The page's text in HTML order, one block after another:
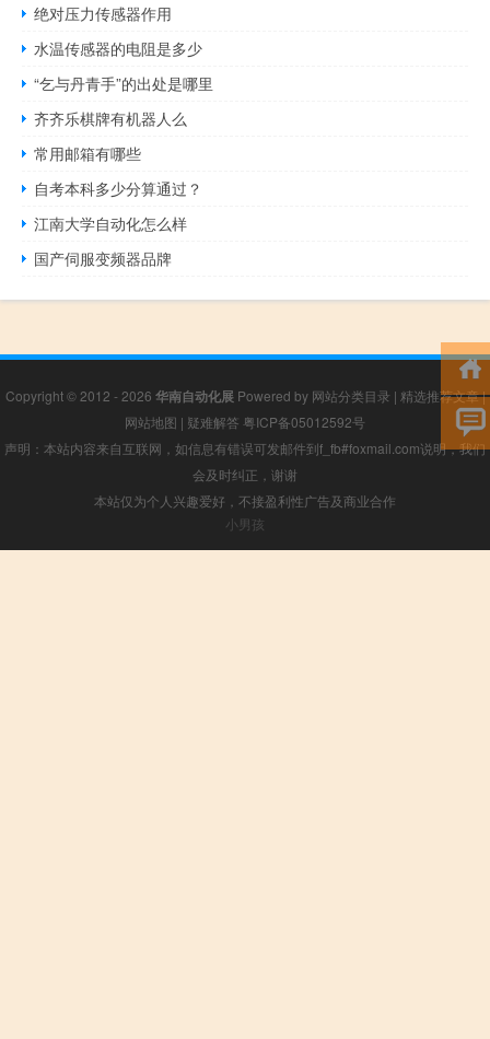
绝对压力传感器作用
水温传感器的电阻是多少
“乞与丹青手”的出处是哪里
齐齐乐棋牌有机器人么
常用邮箱有哪些
自考本科多少分算通过？
江南大学自动化怎么样
国产伺服变频器品牌
Copyright © 2012 - 2026 华南自动化展Powered by 网站分类目录 | 精选推荐文章|
网站地图 | 疑难解答 粤ICP备05012592号
声明：本站内容来自互联网，如信息有错误可发邮件到f_fb#foxmail.com说明，我们
会及时纠正，谢谢
本站仅为个人兴趣爱好，不接盈利性广告及商业合作
小男孩